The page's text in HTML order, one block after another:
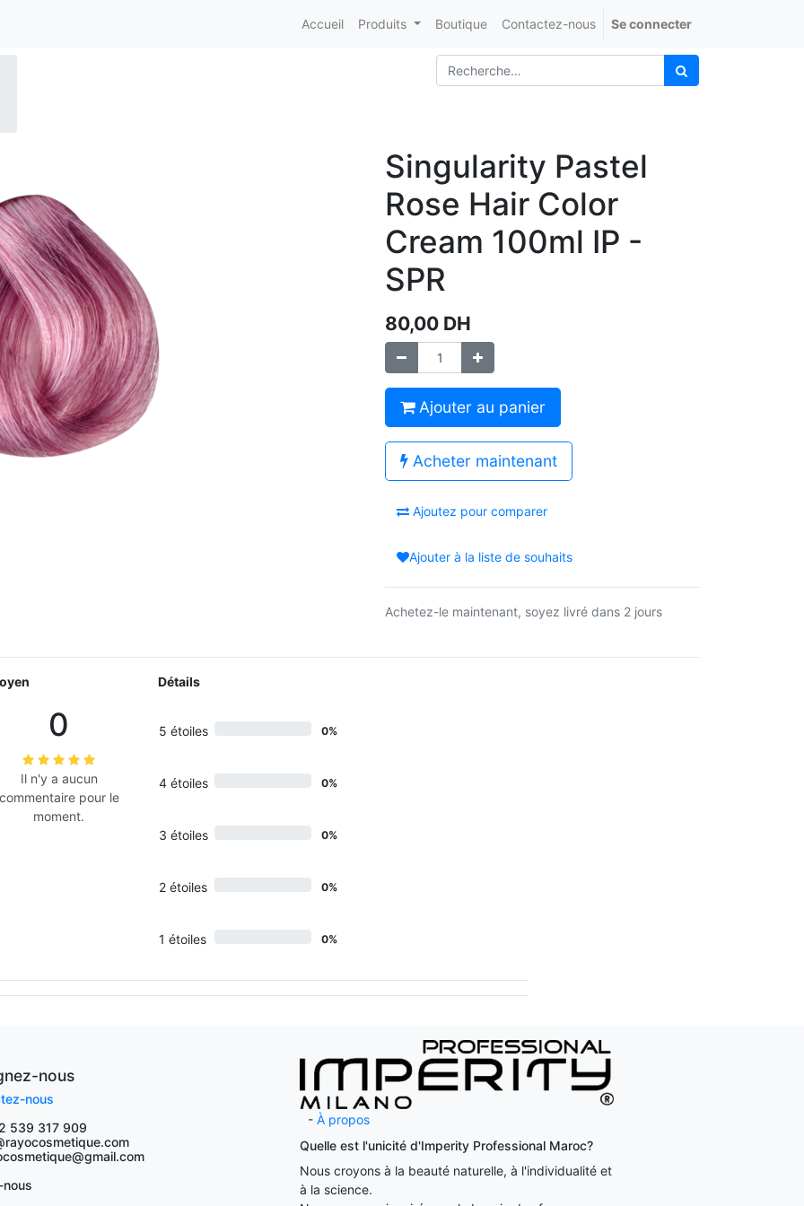
Accueil Produits Boutique Contactez-nous Se connecter
Singularity Pastel
Rose Hair Color
Cream 100ml IP -
SPR
80,00 DH
Ajouter au panier
Acheter maintenant
Ajoutez pour comparer
Ajouter à la liste de souhaits
Achetez-le maintenant, soyez livré dans 2 jours
0
Il n'y a aucun
pour le
moment.
Détails
5 étoiles 0%
4 étoiles 0%
3 étoiles 0%
2 étoiles 0%
1 étoiles 0%
nous
nous
539 317 909
- À propos
Quelle est l'unicité d'Imperity Professional Maroc?
Nous croyons à la beauté naturelle, à l'individualité et
à la science.